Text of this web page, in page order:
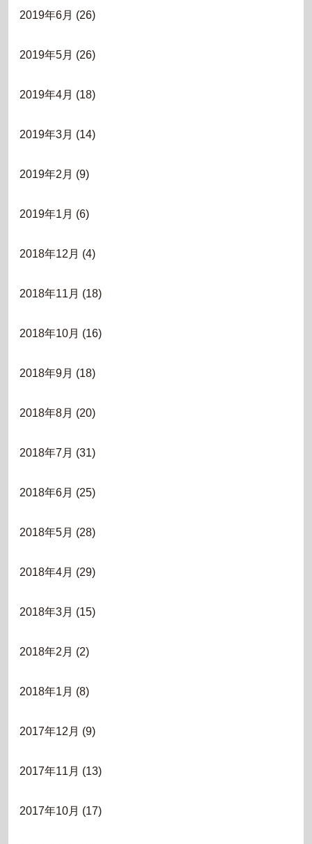
2019年6月 (26)
2019年5月 (26)
2019年4月 (18)
2019年3月 (14)
2019年2月 (9)
2019年1月 (6)
2018年12月 (4)
2018年11月 (18)
2018年10月 (16)
2018年9月 (18)
2018年8月 (20)
2018年7月 (31)
2018年6月 (25)
2018年5月 (28)
2018年4月 (29)
2018年3月 (15)
2018年2月 (2)
2018年1月 (8)
2017年12月 (9)
2017年11月 (13)
2017年10月 (17)